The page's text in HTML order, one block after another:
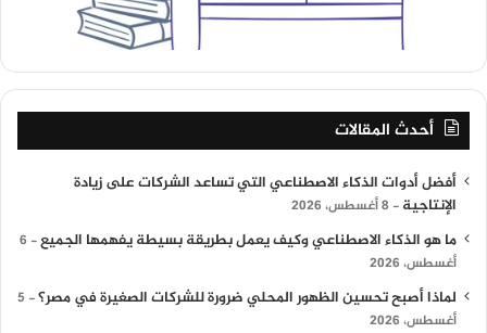
أحدث المقالات
أفضل أدوات الذكاء الاصطناعي التي تساعد الشركات على زيادة
الإنتاجية
8 أغسطس، 2026
ما هو الذكاء الاصطناعي وكيف يعمل بطريقة بسيطة يفهمها الجميع
6
أغسطس، 2026
لماذا أصبح تحسين الظهور المحلي ضرورة للشركات الصغيرة في مصر؟
5
أغسطس، 2026